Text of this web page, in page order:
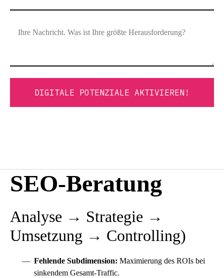
SEO-Beratung
Analyse → Strategie →
Umsetzung → Controlling)
Fehlende Subdimension: Maximierung des ROIs bei
sinkendem Gesamt-Traffic.